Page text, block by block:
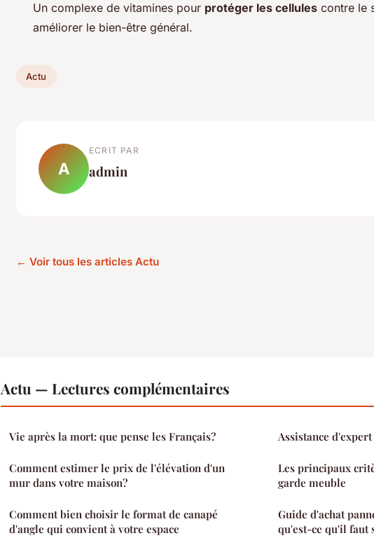
Un complexe de vitamines pour protéger les cellules contre le
améliorer le bien-être général.
Actu
A
ECRIT PAR
admin
← Voir tous les articles Actu
Actu — Lectures complémentaires
Vie après la mort: que pense les Français?
Comment estimer le prix de l'élévation d'un
mur dans votre maison?
Comment bien choisir le format de canapé
d'angle qui convient à votre espace
Assistance
Les principaux
garde meuble
Guide d'achat
qu'est-ce qu'il faut